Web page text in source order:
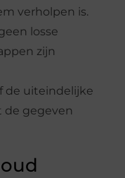
verholpen is.
losse
zijn
de uiteindelijke
gegeven